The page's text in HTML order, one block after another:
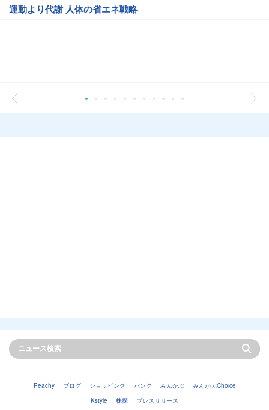
運動より代謝 人体の省エネ戦略
Peachy ブログ ショッピング バンク みんかぶ
みんかぶChoice
Kstyle
株探 プレスリリース